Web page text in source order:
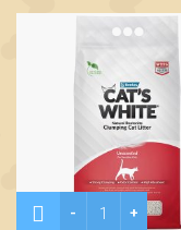
Количество